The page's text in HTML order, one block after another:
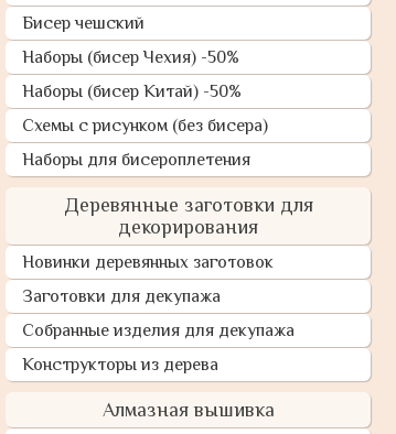
Бисер чешский
Наборы (бисер Чехия) -50%
Наборы (бисер Китай) -50%
Схемы с рисунком (без бисера)
Наборы для бисероплетения
Деревянные заготовки для
декорирования
Новинки деревянных заготовок
Заготовки для декупажа
Собранные изделия для декупажа
Конструкторы из дерева
Алмазная вышивка